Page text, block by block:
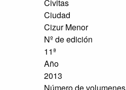
Civitas
Ciudad
Cizur Menor
Nº de edición
11ª
Año
2013